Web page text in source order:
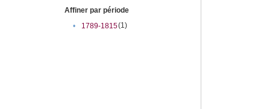
Affiner par période
•
1789-1815(1)